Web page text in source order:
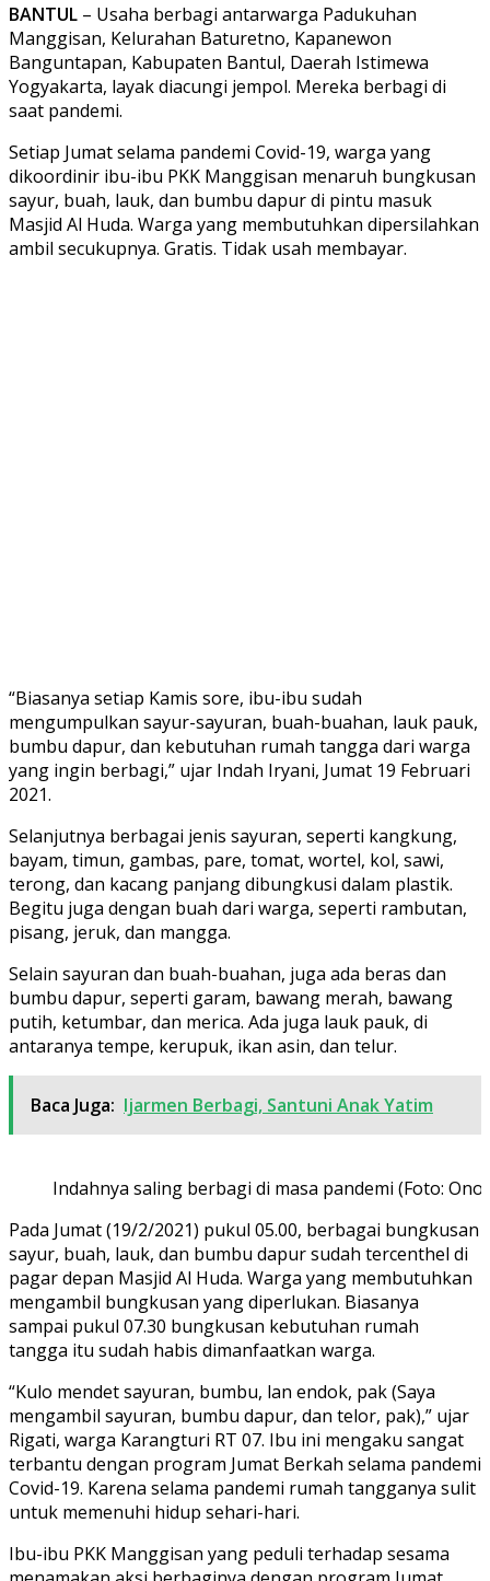
BANTUL – Usaha berbagi antarwarga Padukuhan
Manggisan, Kelurahan Baturetno, Kapanewon
Banguntapan, Kabupaten Bantul, Daerah Istimewa
Yogyakarta, layak diacungi jempol. Mereka berbagi di
saat pandemi.
Setiap Jumat selama pandemi Covid-19, warga yang
dikoordinir ibu-ibu PKK Manggisan menaruh bungkusan
sayur, buah, lauk, dan bumbu dapur di pintu masuk
Masjid Al Huda. Warga yang membutuhkan dipersilahkan
ambil secukupnya. Gratis. Tidak usah membayar.
“Biasanya setiap Kamis sore, ibu-ibu sudah
mengumpulkan sayur-sayuran, buah-buahan, lauk pauk,
bumbu dapur, dan kebutuhan rumah tangga dari warga
yang ingin berbagi,” ujar Indah Iryani, Jumat 19 Februari
2021.
Selanjutnya berbagai jenis sayuran, seperti kangkung,
bayam, timun, gambas, pare, tomat, wortel, kol, sawi,
terong, dan kacang panjang dibungkusi dalam plastik.
Begitu juga dengan buah dari warga, seperti rambutan,
pisang, jeruk, dan mangga.
Selain sayuran dan buah-buahan, juga ada beras dan
bumbu dapur, seperti garam, bawang merah, bawang
putih, ketumbar, dan merica. Ada juga lauk pauk, di
antaranya tempe, kerupuk, ikan asin, dan telur.
Baca Juga: Ijarmen Berbagi, Santuni Anak Yatim
Indahnya saling berbagi di masa pandemi (Foto:
Pada Jumat (19/2/2021) pukul 05.00, berbagai bungkusan
sayur, buah, lauk, dan bumbu dapur sudah tercenthel di
pagar depan Masjid Al Huda. Warga yang membutuhkan
mengambil bungkusan yang diperlukan. Biasanya
sampai pukul 07.30 bungkusan kebutuhan rumah
tangga itu sudah habis dimanfaatkan warga.
“Kulo mendet sayuran, bumbu, lan endok, pak (Saya
mengambil sayuran, bumbu dapur, dan telor, pak),” ujar
Rigati, warga Karangturi RT 07. Ibu ini mengaku sangat
terbantu dengan program Jumat Berkah selama pandemi
Covid-19. Karena selama pandemi rumah tangganya sulit
untuk memenuhi hidup sehari-hari.
Ibu-ibu PKK Manggisan yang peduli terhadap sesama